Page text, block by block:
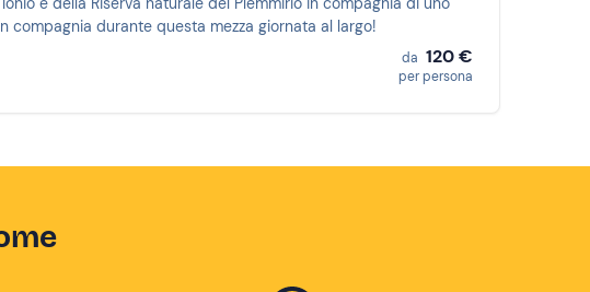
durante questa mezza giornata al largo!
da 120 €
per persona